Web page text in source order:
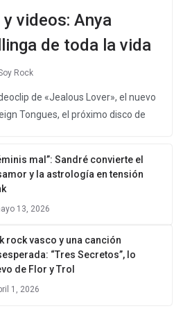
videos: Anya
de toda la vida
Rock
de «Jealous Lover», el nuevo
Tongues, el próximo disco de
mal”: Sandré convierte el
y la astrología en tensión
13, 2026
rock vasco y una canción
“Tres Secretos”, lo
de Flor y Trol
1, 2026